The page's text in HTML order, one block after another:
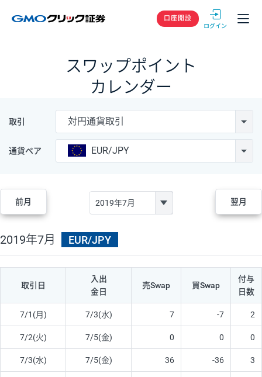
GMOクリック
口座開設
スワップポイント
カレンダー
取引 対円通貨取引
通貨ペア EUR/JPY
前月 翌月
2019年7月 EUR/JPY
取引日
入出
金日
売Swap 買Swap
付与
日数
7/1(月) 7/3(水) 7 -7 2
7/2(火) 7/5(金) 0 0 0
7/3(水) 7/5(金) 36 -36 3